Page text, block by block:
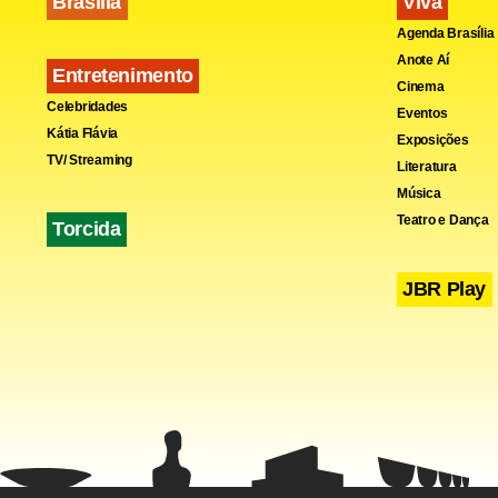
Jornalista
fim de
Operária…
Uma das
Bateau
trajetória
Entretenimento
Celebridades
Kátia Flávia
TV/ Streaming
Torcida
Agenda Brasília
Anote Aí
Cinema
Eventos
Exposições
Literatura
Música
Teatro e Dança
JBR Play